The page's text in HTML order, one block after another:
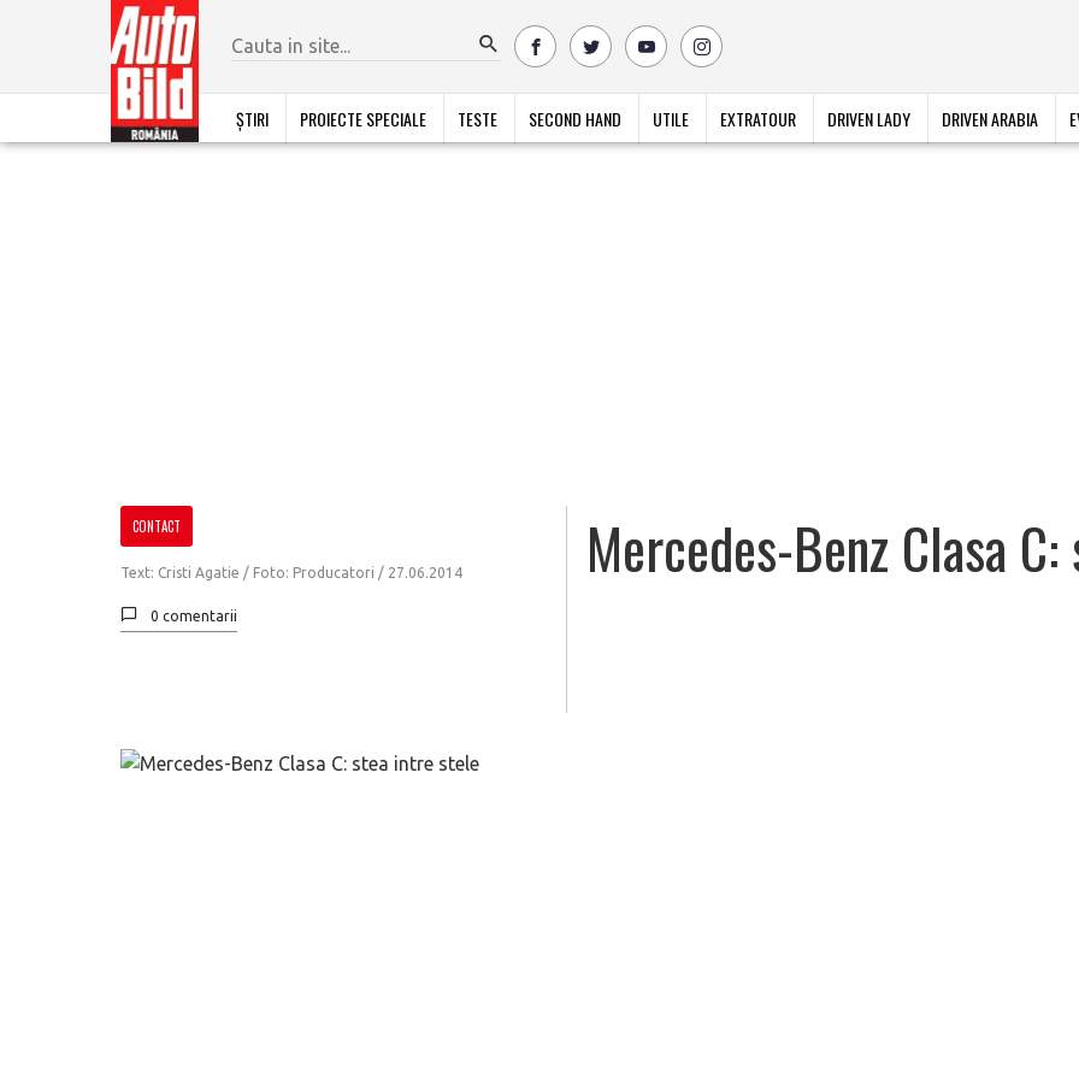
ȘTIRI PROIECTE SPECIALE TESTE SECOND HAND UTILE EXTRATOUR DRIVEN LADY DRIVEN ARABIA
CONTACT
Text: Cristi Agatie / Foto: Producatori / 27.06.2014
0 comentarii
Mercedes-Benz Clasa